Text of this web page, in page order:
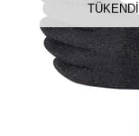
TÜKENDI